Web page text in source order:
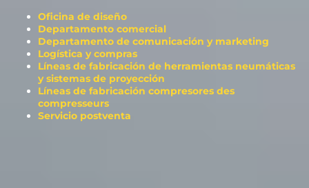
Oficina de diseño
Departamento comercial
Departamento de comunicación y marketing
Logística y compras
Líneas de fabricación de herramientas neumáticas
y sistemas de proyección
Líneas de fabricación compresores des
compresseurs
Servicio postventa